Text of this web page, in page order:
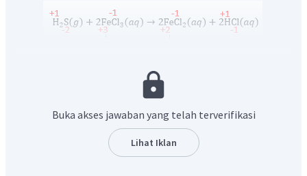
Reaksi redoks merupakan reaksi reduksi dan oksidasi. Reaksi
tersebut bukan termasuk reaksi redoks karena hanya
terjadi reaksi reduksi dan tidak diiringi dengan terjadinya
reaksi oksidasi secara bersamaan.
Jadi, jawaban yang benar reaksi bukan redoks.
Buka akses jawaban yang telah terverifikasi
Lihat Iklan